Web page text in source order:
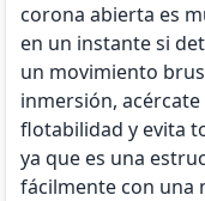
corona abierta es
en un instante si
un movimiento
inmersión,
flotabilidad y evita
ya que es una
fácilmente con una